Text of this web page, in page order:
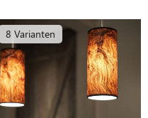
8 Varianten